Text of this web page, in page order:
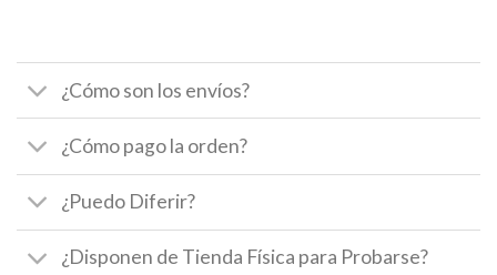
¿Cómo son los envíos?
¿Cómo pago la orden?
¿Puedo Diferir?
¿Disponen de Tienda Física para Probarse?